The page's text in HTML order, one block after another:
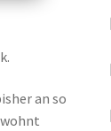
an so